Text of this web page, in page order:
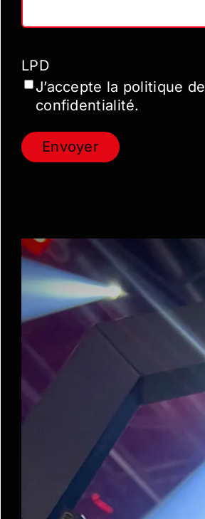
LPD
J’accepte la politique de
confidentialité.
Envoyer